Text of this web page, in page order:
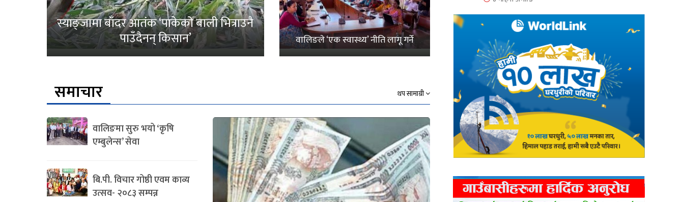
स्याङ्जामा बाँदर आतंक ‘पाकेको बाली भित्राउनै
पाउँदैनन् किसान’ वालिङले ‘एक स्वास्थ्य’ नीति लागू गर्ने
समाचार थप सामाग्री
वालिङमा सुरु भयो ‘कृषि
एम्बुलेन्स’ सेवा
बि.पी. विचार गोष्ठी एवम काव्य
उत्सव- २०८३ सम्पन्न